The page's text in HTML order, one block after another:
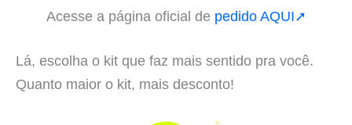
Acesse a página oficial de pedido AQUI➚
Lá, escolha o kit que faz mais sentido pra você.
Quanto maior o kit, mais desconto!